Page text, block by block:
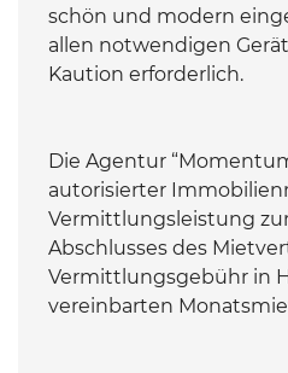
schön und modern
allen notwendigen
Kaution erforderlich.
Die Agentur
autorisierter
Vermittlungsleistung
Abschlusses des
Vermittlungsgebühr in
vereinbarten